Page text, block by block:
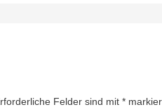
Felder sind mit *